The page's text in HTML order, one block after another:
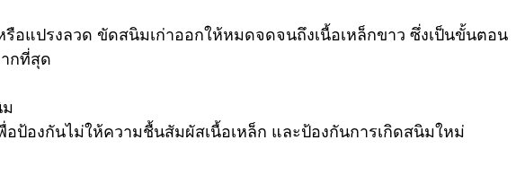
อแปรงลวด ขัดสนิมเก่าออกให้หมดจดจนถึงเนื้อเหล็กขาว ซึ่งเป็นขั้นตอน
กที่สุด
อป้องกันไม่ให้ความชื้นสัมผัสเนื้อเหล็ก และป้องกันการเกิดสนิมใหม่